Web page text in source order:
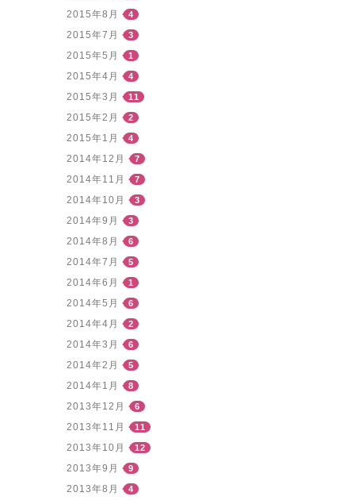
2015年8月 4
2015年7月 3
2015年5月 1
2015年4月 4
2015年3月 11
2015年2月 2
2015年1月 4
2014年12月 7
2014年11月 7
2014年10月 3
2014年9月 3
2014年8月 6
2014年7月 5
2014年6月 1
2014年5月 6
2014年4月 2
2014年3月 6
2014年2月 5
2014年1月 8
2013年12月 6
2013年11月 11
2013年10月 12
2013年9月 9
2013年8月 4